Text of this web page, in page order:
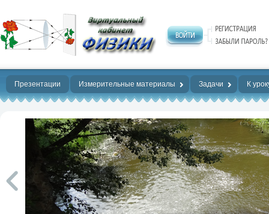
Нет предела
совершенству!
Презентации Измерительные материалы Задачи К